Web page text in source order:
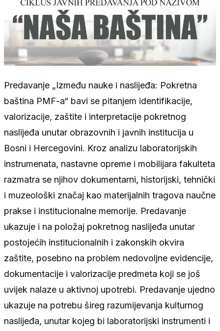
Predavanje „Između nauke i naslijeđa: Pokretna
baština PMF-a“ bavi se pitanjem identifikacije,
valorizacije, zaštite i interpretacije pokretnog
naslijeđa unutar obrazovnih i javnih institucija u
Bosni i Hercegovini. Kroz analizu laboratorijskih
instrumenata, nastavne opreme i mobilijara fakulteta
razmatra se njihov dokumentarni, historijski, tehnički
i muzeološki značaj kao materijalnih tragova naučne
prakse i institucionalne memorije. Predavanje
ukazuje i na položaj pokretnog naslijeđa unutar
postojećih institucionalnih i zakonskih okvira
zaštite, posebno na problem nedovoljne evidencije,
dokumentacije i valorizacije predmeta koji se još
uvijek nalaze u aktivnoj upotrebi. Predavanje ujedno
ukazuje na potrebu šireg razumijevanja kulturnog
naslijeđa, unutar kojeg bi laboratorijski instrumenti i